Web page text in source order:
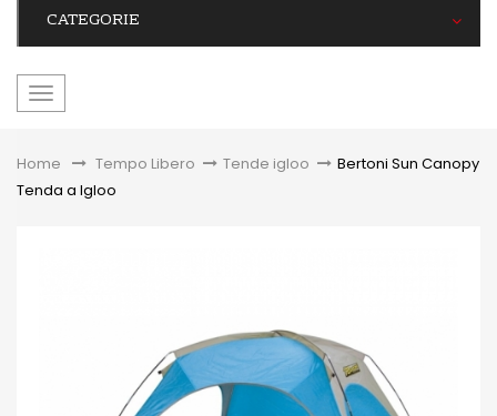
CATEGORIE
navigazione
Home &gt;Tempo Libero > Tende igloo > Bertoni Sun Canopy
Tenda a Igloo